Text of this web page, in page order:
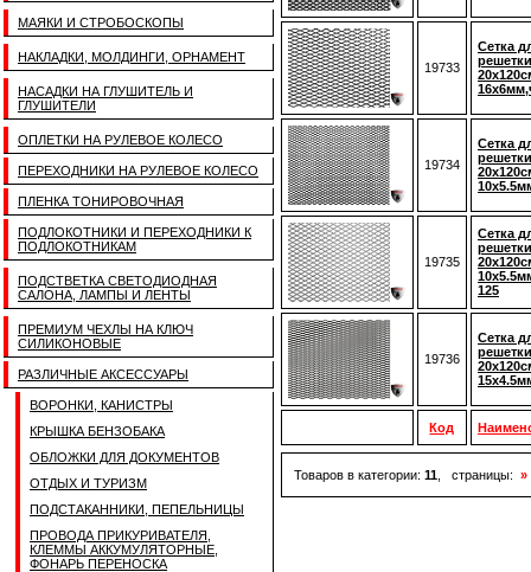
МАЯКИ И СТРОБОСКОПЫ
НАКЛАДКИ, МОЛДИНГИ, ОРНАМЕНТ
НАСАДКИ НА ГЛУШИТЕЛЬ И
ГЛУШИТЕЛИ
ОПЛЕТКИ НА РУЛЕВОЕ КОЛЕСО
ПЕРЕХОДНИКИ НА РУЛЕВОЕ КОЛЕСО
ПЛЕНКА ТОНИРОВОЧНАЯ
ПОДЛОКОТНИКИ И ПЕРЕХОДНИКИ К
ПОДЛОКОТНИКАМ
ПОДСТВЕТКА СВЕТОДИОДНАЯ
САЛОНА, ЛАМПЫ И ЛЕНТЫ
ПРЕМИУМ ЧЕХЛЫ НА КЛЮЧ
СИЛИКОНОВЫЕ
РАЗЛИЧНЫЕ АКСЕССУАРЫ
ВОРОНКИ, КАНИСТРЫ
КРЫШКА БЕНЗОБАКА
ОБЛОЖКИ ДЛЯ ДОКУМЕНТОВ
ОТДЫХ И ТУРИЗМ
ПОДСТАКАННИКИ, ПЕПЕЛЬНИЦЫ
ПРОВОДА ПРИКУРИВАТЕЛЯ,
КЛЕММЫ АККУМУЛЯТОРНЫЕ,
ФОНАРЬ ПЕРЕНОСКА
19733
Сетка
19734
Сетка
19735
Сетка
125
19736
Сетка
Код
Товаров в категории: 11 , страницы: »